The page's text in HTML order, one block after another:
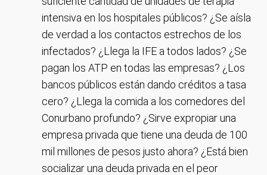
intensiva en los hospitales públicos? ¿Se aísla
de verdad a los contactos estrechos de los
infectados? ¿Llega la IFE a todos lados? ¿Se
pagan los ATP en todas las empresas? ¿Los
bancos públicos están dando créditos a tasa
cero? ¿Llega la comida a los comedores del
Conurbano profundo? ¿Sirve expropiar una
empresa privada que tiene una deuda de 100
mil millones de pesos justo ahora? ¿Está bien
socializar una deuda privada en el peor